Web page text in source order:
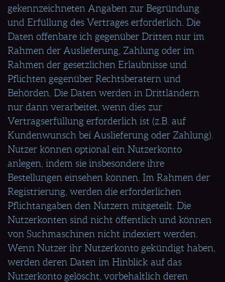
gekennzeichneten Angaben zur Begründung
und Erfüllung des Vertrages erforderlich. Die
Daten offenbare ich gegenüber Dritten nur im
Rahmen der Auslieferung, Zahlung oder im
Rahmen der gesetzlichen Erlaubnisse und
Pflichten gegenüber Rechtsberatern und
Behörden. Die Daten werden in Drittländern
nur dann verarbeitet, wenn dies zur
Vertragserfüllung erforderlich ist (z.B. auf
Kundenwunsch bei Auslieferung oder Zahlung).
Nutzer können optional ein Nutzerkonto
anlegen, indem sie insbesondere ihre
Bestellungen einsehen können. Im Rahmen der
Registrierung, werden die erforderlichen
Pflichtangaben den Nutzern mitgeteilt. Die
Nutzerkonten sind nicht öffentlich und können
von Suchmaschinen nicht indexiert werden.
Wenn Nutzer ihr Nutzerkonto gekündigt haben,
werden deren Daten im Hinblick auf das
Nutzerkonto gelöscht, vorbehaltlich deren